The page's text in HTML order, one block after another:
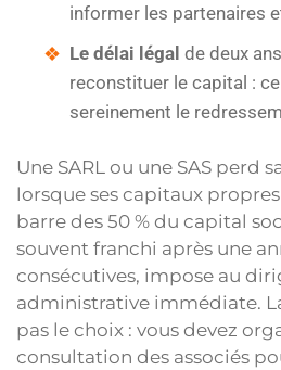
informer les partenaires
Le délai légal de deux
reconstituer le capital :
sereinement le
Une SARL ou une SAS perd
lorsque ses capitaux
barre des 50 % du capital
souvent franchi après une
consécutives, impose au
administrative immédiate.
pas le choix : vous devez
consultation des associés